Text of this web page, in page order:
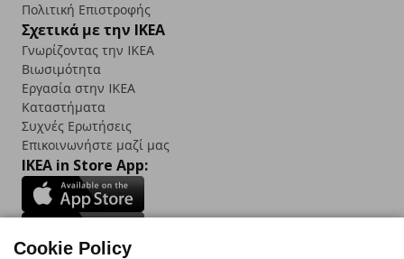
Πολιτική Επιστροφής
Σχετικά με την IKEA
Γνωρίζοντας την IKEA
Βιωσιμότητα
Εργασία στην IKEA
Καταστήματα
Συχνές Ερωτήσεις
Επικοινωνήστε μαζί μας
IKEA in Store App:
Cookie Policy